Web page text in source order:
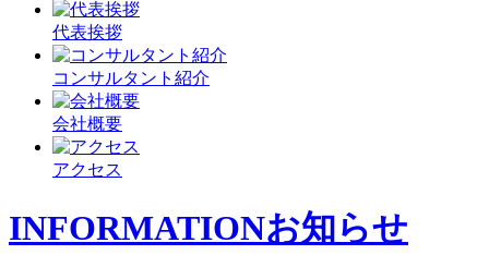
代表挨拶
コンサルタント紹介
会社概要
アクセス
INFORMATIONお知らせ